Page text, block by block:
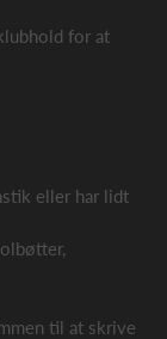
for at
eller har lidt
til at skrive